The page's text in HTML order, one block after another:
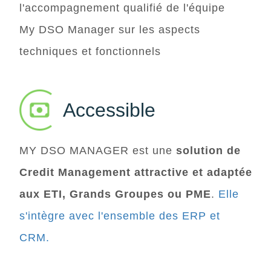
l'accompagnement qualifié de l'équipe
My DSO Manager sur les aspects
techniques et fonctionnels
Accessible
MY DSO MANAGER est une solution de
Credit Management attractive et adaptée
aux ETI, Grands Groupes ou PME. Elle
s'intègre avec l'ensemble des ERP et
CRM.